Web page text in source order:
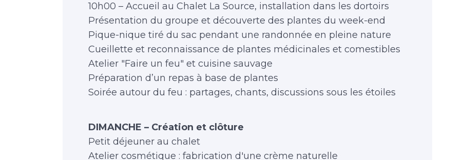
10h00 – Accueil au Chalet La Source, installation dans les dortoirs
Présentation du groupe et découverte des plantes du week-end
Pique-nique tiré du sac pendant une randonnée en pleine nature
Cueillette et reconnaissance de plantes médicinales et comestibles
Atelier "Faire un feu" et cuisine sauvage
Préparation d’un repas à base de plantes
Soirée autour du feu : partages, chants, discussions sous les étoiles
DIMANCHE – Création et clôture
Petit déjeuner au chalet
Atelier cosmétique : fabrication d'une crème naturelle